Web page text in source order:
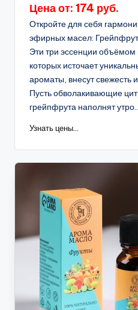
Цена от: 174 руб.
Откройте для себя
эфирных масел:
Эти три эссенции объёмом
которых источает
ароматы, внесут свежесть
Пусть обволакивающие
грейпфрута наполнят утро...
Узнать цены...